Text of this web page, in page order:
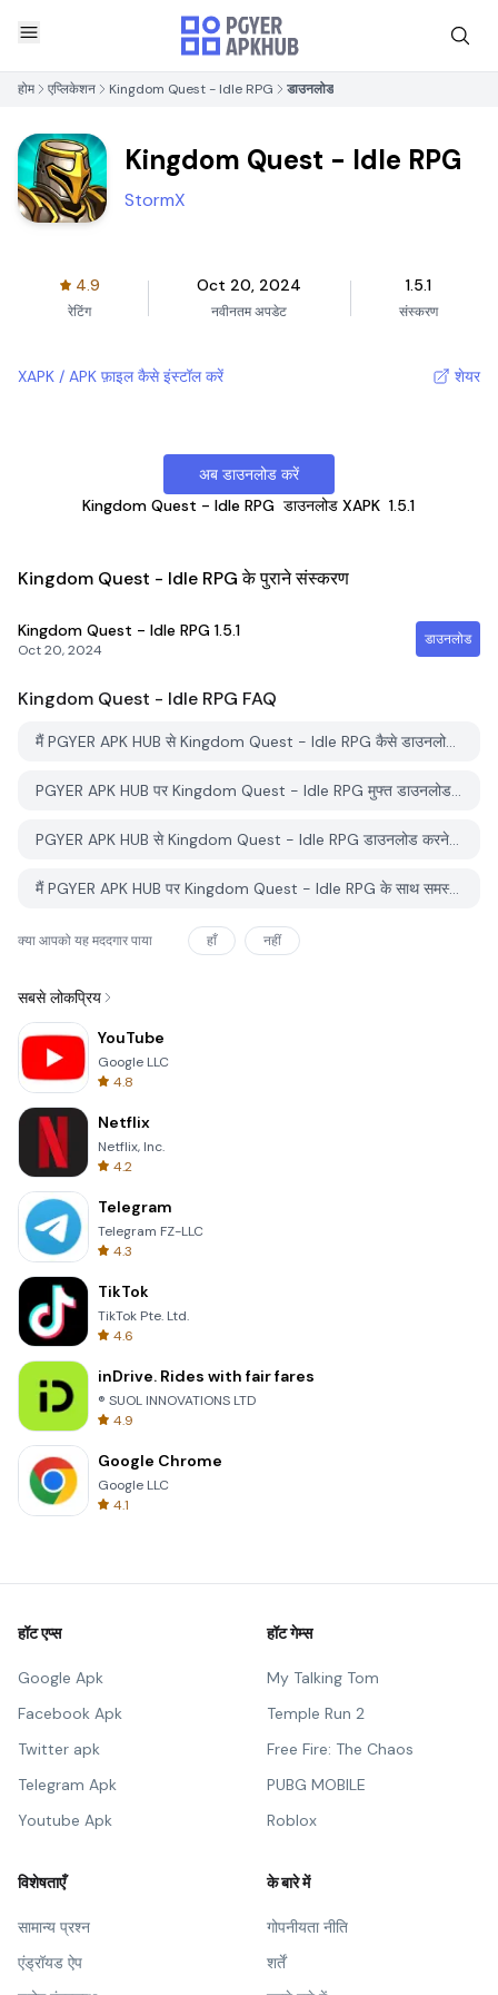
होम एप्लिकेशन Kingdom Quest - Idle RPG डाउनलोड
Kingdom Quest - Idle RPG
StormX
4.9
रेटिंग
Oct 20, 2024
नवीनतम अपडेट
1.5.1
संस्करण
XAPK / APK फ़ाइल कैसे इंस्टॉल करें शेयर
अब डाउनलोड करें
Kingdom Quest - Idle RPG डाउनलोड XAPK 1.5.1
Kingdom Quest - Idle RPG के पुराने संस्करण
Kingdom Quest - Idle RPG 1.5.1
Oct 20, 2024
डाउनलोड
Kingdom Quest - Idle RPG FAQ
मैं PGYER APK HUB से Kingdom Quest - Idle RPG कैसे डाउनलोड करूं?
PGYER APK HUB पर Kingdom Quest - Idle RPG मुफ्त डाउनलोड करने के लिए है?
PGYER APK HUB से Kingdom Quest - Idle RPG डाउनलोड करने के लिए मुझे एक खाता चाहिए?
मैं PGYER APK HUB पर Kingdom Quest - Idle RPG के साथ समस्या कैसे रिपोर्ट कर सकता हूँ?
क्या आपको यह मददगार पाया हाँ नहीं
सबसे लोकप्रिय
YouTube
Google LLC
4.8
Netflix
Netflix, Inc.
4.2
Telegram
Telegram FZ-LLC
4.3
TikTok
TikTok Pte. Ltd.
4.6
inDrive. Rides with fair fares
® SUOL INNOVATIONS LTD
4.9
Google Chrome
Google LLC
4.1
हॉट एप्स
Google Apk
Facebook Apk
Twitter apk
Telegram Apk
Youtube Apk
हॉट गेम्स
My Talking Tom
Temple Run 2
Free Fire: The Chaos
PUBG MOBILE
Roblox
विशेषताएँ
सामान्य प्रश्न
एंड्रॉयड ऐप
के बारे में
गोपनीयता नीति
शर्तें